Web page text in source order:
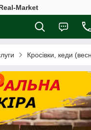
Market
Кросівки, кеди